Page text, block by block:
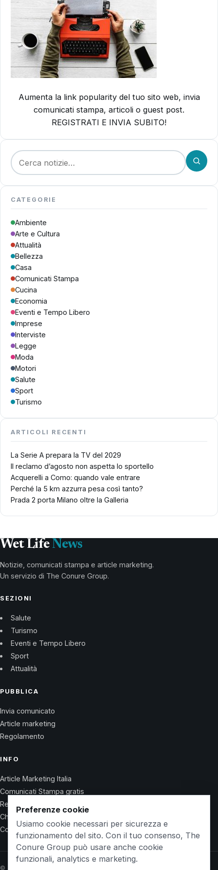
Aumenta la link popularity del tuo sito web, invia
comunicati stampa, articoli o guest post.
REGISTRATI E INVIA SUBITO!
Cerca:
CATEGORIE
Ambiente
Arte e Cultura
Attualità
Bellezza
Casa
Comunicati Stampa
Cucina
Economia
Eventi e Tempo Libero
Imprese
Interviste
Legge
Moda
Motori
Salute
Sport
Turismo
ARTICOLI RECENTI
La Serie A prepara la TV del 2029
Il reclamo d’agosto non aspetta lo sportello
Acquerelli a Como: quando vale entrare
Perché la 5 km azzurra pesa così tanto?
Prada 2 porta Milano oltre la Galleria
Wet Life News
Notizie, comunicati stampa e article marketing.
Un servizio di The Conure Group.
SEZIONI
Salute
Turismo
Eventi e Tempo Libero
Sport
Attualità
PUBBLICA
Invia comunicato
Article marketing
Regolamento
INFO
Article Marketing Italia
Comunicati Stampa gratis
Regolamento
Chi Siamo
Contatti
© 2026 Wet Life News · The Conure Group
Preferenze cookie
Usiamo cookie necessari per sicurezza e
funzionamento del sito. Con il tuo consenso, The
Conure Group può usare anche cookie
funzionali, analytics e marketing.